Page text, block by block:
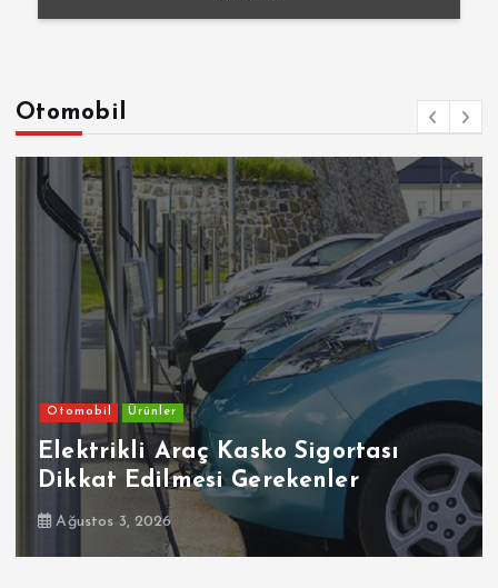
Otomobil
Otomobil Ürünler
Elektrikli Araç Kasko Sigortası
Dikkat Edilmesi Gerekenler
Ağustos 3, 2026